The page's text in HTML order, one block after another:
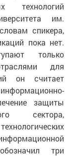
технологий
им.
спикера,
пока нет.
только
для
он считает
защиты
сектора,
три